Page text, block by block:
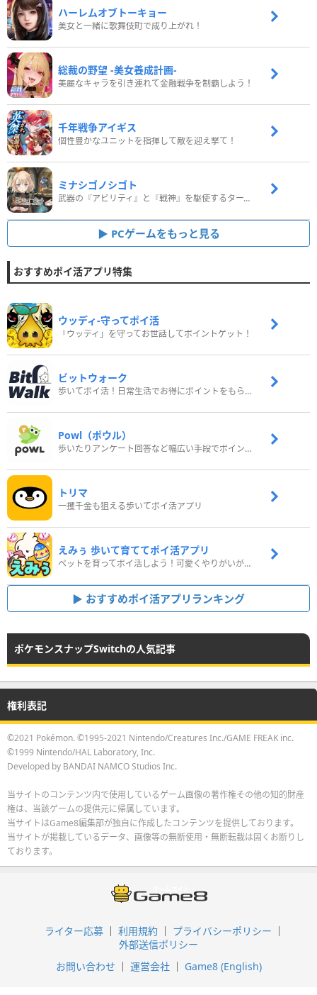
ハーレムオブトーキョー
美女と一緒に歌舞伎町で成り上がれ！
総裁の野望 -美女養成計画-
美麗なキャラを引き連れて金融戦争を制覇しよう！
千年戦争アイギス
個性豊かなユニットを指揮して敵を迎え撃て！
ミナシゴノシゴト
武器の『アビリティ』と『戦神』を駆使するターン制コマンドバトルRPG！
PCゲームをもっと見る
おすすめポイ活アプリ特集
ウッディ‐守ってポイ活
「ウッディ」を守ってお世話してポイントゲット！
ビットウォーク
歩いてポイ活！日常生活でお得にポイントをもらおう
Powl（ポウル）
歩いたりアンケート回答など幅広い手段でポイントをゲット
トリマ
一攫千金も狙える歩いてポイ活アプリ
えみぅ 歩いて育ててポイ活アプリ
ペットを育ってポイ活しよう！可愛くやりがいがある新感覚アプリ
おすすめポイ活アプリランキング
ポケモンスナップSwitchの人気記事
権利表記
©2021 Pokémon. ©1995-2021 Nintendo/Creatures Inc./GAME FREAK inc.
©1999 Nintendo/HAL Laboratory, Inc.
Developed by BANDAI NAMCO Studios Inc.
当サイトのコンテンツ内で使用しているゲーム画像の著作権その他の知的財産
権は、当該ゲームの提供元に帰属しています。
当サイトはGame8編集部が独自に作成したコンテンツを提供しております。
当サイトが掲載しているデータ、画像等の無断使用・無断転載は固くお断りし
ております。
ライター応募 利用規約
プライバシーポリシー
外部送信ポリシー
お問い合わせ
運営会社 Game8 (English)